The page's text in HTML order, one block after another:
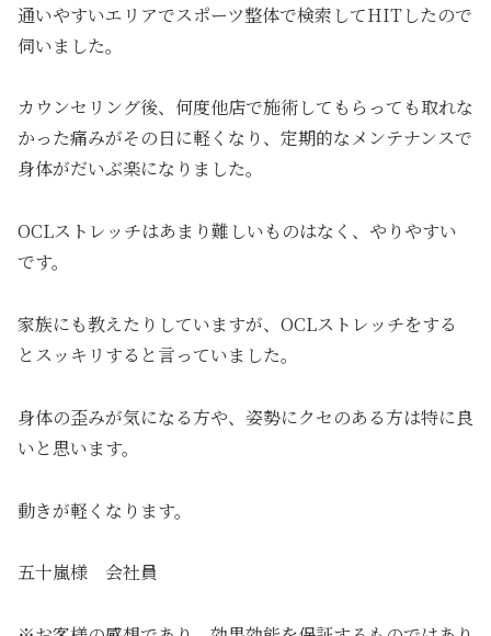
通いやすいエリアでスポーツ整体で検索してHITしたので
伺いました。
カウンセリング後、何度他店で施術してもらっても取れな
かった痛みがその日に軽くなり、定期的なメンテナンスで
身体がだいぶ楽になりました。
OCLストレッチはあまり難しいものはなく、やりやすい
です。
家族にも教えたりしていますが、OCLストレッチをする
とスッキリすると言っていました。
身体の歪みが気になる方や、姿勢にクセのある方は特に良
いと思います。
動きが軽くなります。
五十嵐様 会社員